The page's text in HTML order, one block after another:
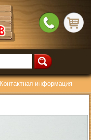
Контактная информация